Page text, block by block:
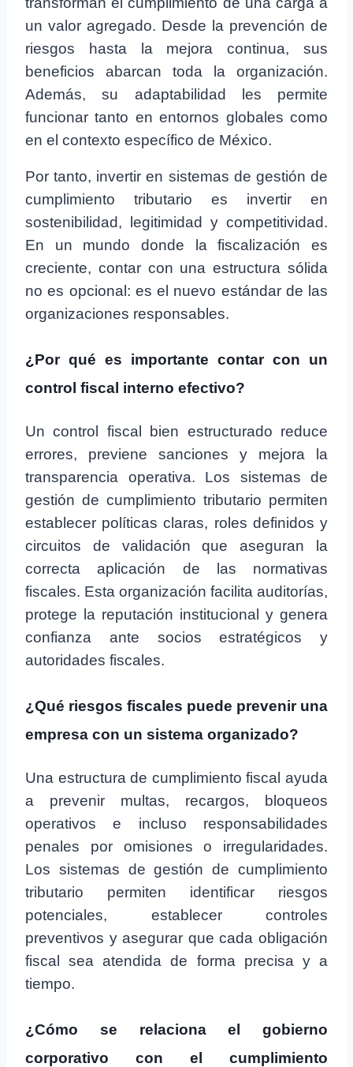
un valor agregado. Desde la prevención de
riesgos hasta la mejora continua, sus
beneficios abarcan toda la organización.
Además, su adaptabilidad les permite
funcionar tanto en entornos globales como
en el contexto específico de México.
Por tanto, invertir en sistemas de gestión de
cumplimiento tributario es invertir en
sostenibilidad, legitimidad y competitividad.
En un mundo donde la fiscalización es
creciente, contar con una estructura sólida
no es opcional: es el nuevo estándar de las
organizaciones responsables.
¿Por qué es importante contar con un
control fiscal interno efectivo?
Un control fiscal bien estructurado reduce
errores, previene sanciones y mejora la
transparencia operativa. Los sistemas de
gestión de cumplimiento tributario permiten
establecer políticas claras, roles definidos y
circuitos de validación que aseguran la
correcta aplicación de las normativas
fiscales. Esta organización facilita auditorías,
protege la reputación institucional y genera
confianza ante socios estratégicos y
autoridades fiscales.
¿Qué riesgos fiscales puede prevenir una
empresa con un sistema organizado?
Una estructura de cumplimiento fiscal ayuda
a prevenir multas, recargos, bloqueos
operativos e incluso responsabilidades
penales por omisiones o irregularidades.
Los sistemas de gestión de cumplimiento
tributario permiten identificar riesgos
potenciales, establecer controles
preventivos y asegurar que cada obligación
fiscal sea atendida de forma precisa y a
tiempo.
¿Cómo se relaciona el gobierno
corporativo con el cumplimiento